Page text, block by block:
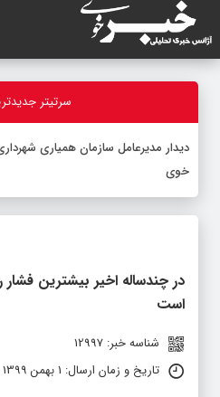
سرتیتر
-
در چندساله اخیر بیشترین
است
تاریخ و زمان ارسال: 1 بهمن 1399 ساعت 12:04